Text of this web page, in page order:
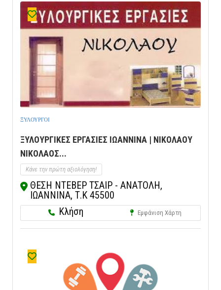
ΞΥΛΟΥΡΓΟΙ
ΞΥΛΟΥΡΓΙΚΕΣ ΕΡΓΑΣΙΕΣ ΙΩΑΝΝΙΝΑ | ΝΙΚΟΛΑΟΥ
ΝΙΚΟΛΑΟΣ...
Κάνε την πρώτη αξιολόγηση!
ΘΕΣΗ ΝΤΕΒΕΡ ΤΣΑΙΡ - ΑΝΑΤΟΛΗ,
ΙΩΑΝΝΙΝΑ, Τ.Κ 45500
Κλήση
Εμφάνιση Χάρτη